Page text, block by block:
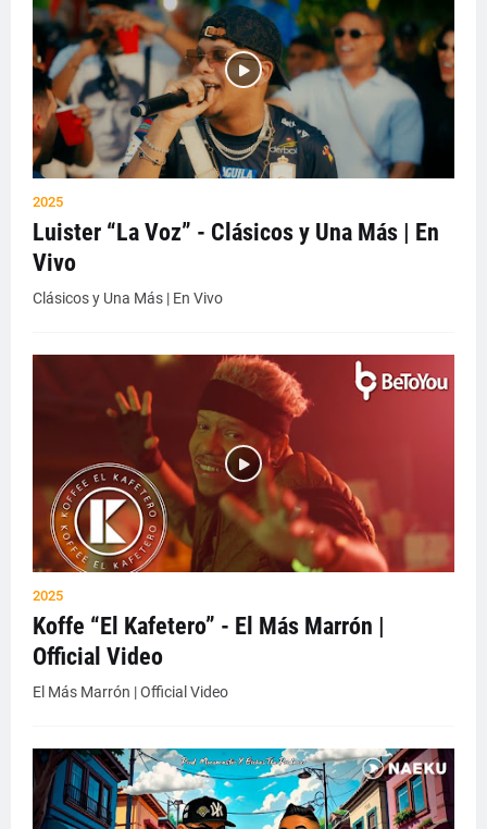
2025
Luister “La Voz” - Clásicos y Una Más | En
Vivo
Clásicos y Una Más | En Vivo
2025
Koffe “El Kafetero” - El Más Marrón |
Official Video
El Más Marrón | Official Video